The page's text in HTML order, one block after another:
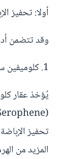
أولا: تحفيز
وقد تتضمن
1. كلوميفين سترات (Clomiphene citrate)
يُؤخذ عقار
تحفيز
المزيد من